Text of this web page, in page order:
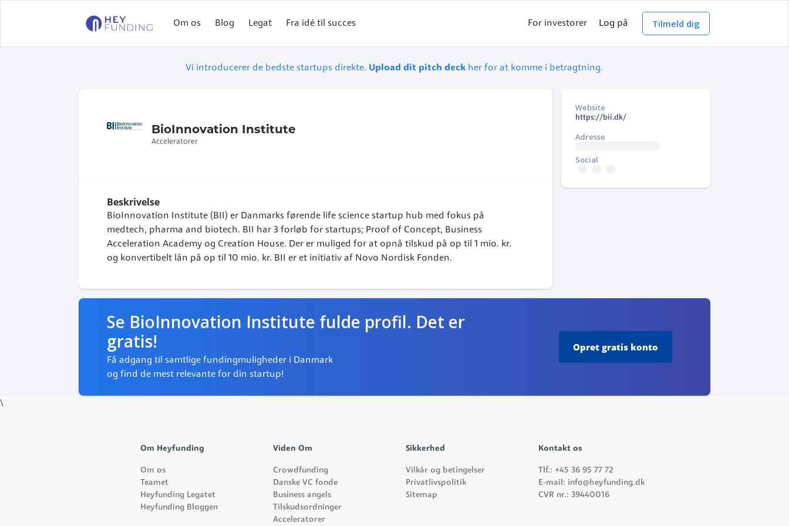
Om os Blog Legat Fra idé til succes For investorer Log på Tilmeld dig
Vi introducerer de bedste startups direkte. Upload dit pitch deck her for at komme i betragtning.
BioInnovation Institute
Acceleratorer
Beskrivelse
BioInnovation Institute (BII) er Danmarks førende life science startup hub med fokus på
medtech, pharma and biotech. BII har 3 forløb for startups; Proof of Concept, Business
Acceleration Academy og Creation House. Der er muliged for at opnå tilskud på op til 1 mio. kr.
og konvertibelt lån på op til 10 mio. kr. BII er et initiativ af Novo Nordisk Fonden.
Website
https://bii.dk/
Adresse
Social
Se BioInnovation Institute fulde profil. Det er
gratis!
Få adgang til samtlige fundingmuligheder i Danmark
og find de mest relevante for din startup!
Opretgratis konto
\
Om Heyfunding
Om os
Teamet
Heyfunding Legatet
Heyfunding Bloggen
Viden Om
Crowdfunding
Danske VC fonde
Business angels
Tilskudsordninger
Acceleratorer
Sikkerhed
Vilkår og betingelser
Privatlivspolitik
Sitemap
Kontakt os
Tlf.: +45 36 95 77 72
E-mail: info@heyfunding.dk
CVR nr.: 39440016